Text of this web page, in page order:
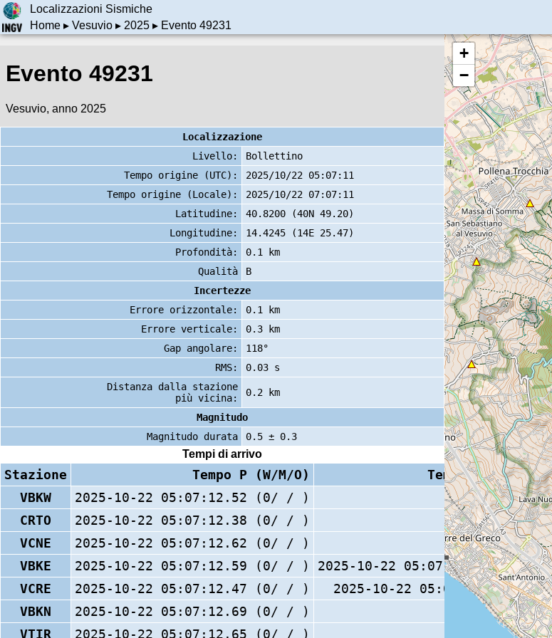
Localizzazioni Sismiche
Home▸ Vesuvio▸ 2025▸ Evento 49231
Evento 49231
Vesuvio, anno 2025
Localizzazione
Livello:
Bollettino
Tempo origine (UTC):
2025/10/22 05:07:11
Tempo origine (Locale):
2025/10/22 07:07:11
Latitudine:
40.8200 (40N 49.20)
Longitudine:
14.4245 (14E 25.47)
Profondità:
0.1 km
Qualità
B
Incertezze
Errore orizzontale:
0.1 km
Errore verticale:
0.3 km
Gap angolare:
118°
RMS:
0.03 s
Distanza dalla stazione
più vicina:
0.2 km
Magnitudo
Magnitudo durata
0.5 ± 0.3
Tempi di arrivo
Stazione Tempo P (W/M/O) Tempo S (W/M/O)
VBKW
2025-10-22 05:07:12.52 (0/ / )
CRTO
2025-10-22 05:07:12.38 (0/ / )
VCNE
2025-10-22 05:07:12.62 (0/ / )
VBKE
2025-10-22 05:07:12.59 (0/ / ) 2025-10-22 05:07:13.3 (0/ / )
VCRE
2025-10-22 05:07:12.47 (0/ / )
2025-10-22 05:07:13 (0/ / )
VBKN
2025-10-22 05:07:12.69 (0/ / )
VTIR
2025-10-22 05:07:12.65 (0/ / )
+
−